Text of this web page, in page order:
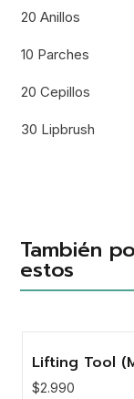
20 Anillos
10 Parches
20 Cepillos
30 Lipbrush
También
estos
Lifting Tool
$2.990